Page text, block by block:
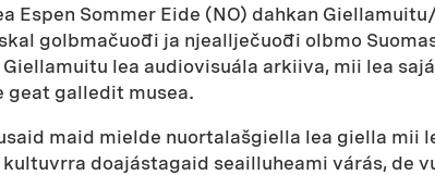
Espen Sommer Eide (NO) dahkan
golbmačuođi ja njeallječuođi olbmo
lea audiovisuála arkiiva, mii lea
galledit musea.
maid mielde nuortalašgiella lea giella mii
doajástagaid seailluheami várás,